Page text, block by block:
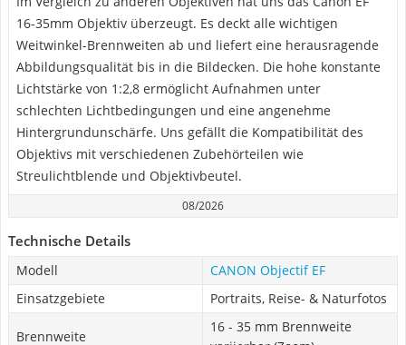
16-35mm Objektiv überzeugt. Es deckt alle wichtigen
Weitwinkel-Brennweiten ab und liefert eine herausragende
Abbildungsqualität bis in die Bildecken. Die hohe konstante
Lichtstärke von 1:2,8 ermöglicht Aufnahmen unter
schlechten Lichtbedingungen und eine angenehme
Hintergrundunschärfe. Uns gefällt die Kompatibilität des
Objektivs mit verschiedenen Zubehörteilen wie
Streulichtblende und Objektivbeutel.
08/2026
Technische Details
Modell
CANON Objectif EF
Einsatzgebiete
Portraits, Reise- & Naturfotos
Brennweite
16 - 35 mm Brennweite